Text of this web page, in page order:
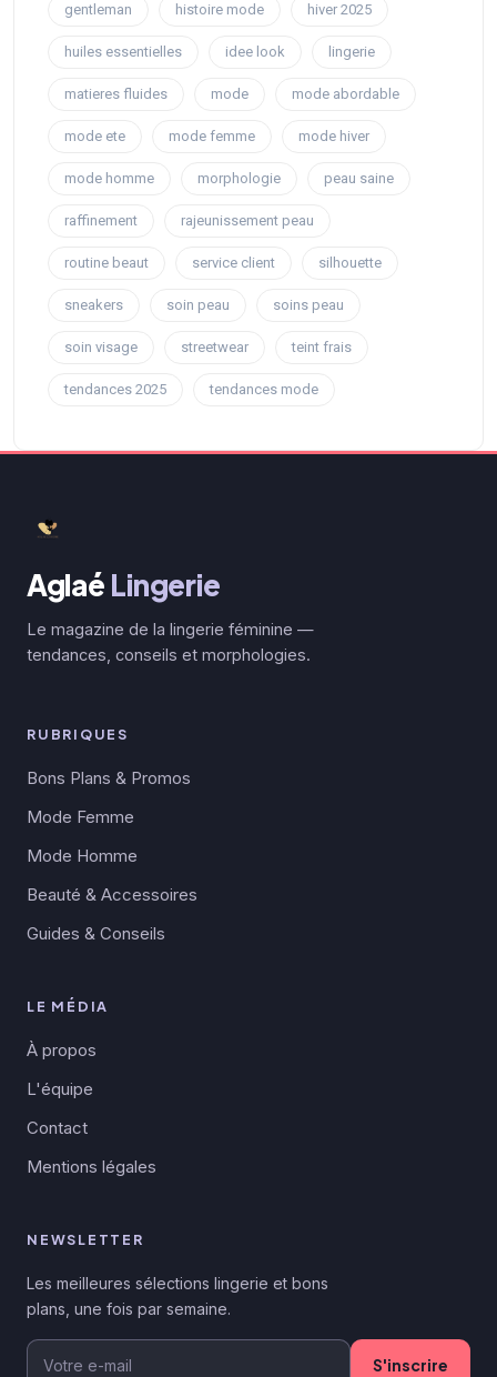
gentleman histoire mode hiver 2025
huiles essentielles idee look lingerie
matieres fluides mode mode abordable
mode ete mode femme mode hiver
mode homme morphologie peau saine
raffinement rajeunissement peau
routine beaut service client silhouette
sneakers soin peau soins peau
soin visage streetwear teint frais
tendances 2025 tendances mode
Aglaé Lingerie
Le magazine de la lingerie féminine —
tendances, conseils et morphologies.
RUBRIQUES
Bons Plans & Promos
Mode Femme
Mode Homme
Beauté & Accessoires
Guides & Conseils
LE MÉDIA
À propos
L'équipe
Contact
Mentions légales
NEWSLETTER
Les meilleures sélections lingerie et bons
plans, une fois par semaine.
S'inscrire